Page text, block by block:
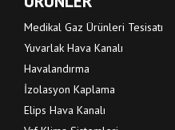
Medikal Gaz Ürünleri Tesisatı
Yuvarlak Hava Kanalı
Havalandırma
İzolasyon Kaplama
Elips Hava Kanalı